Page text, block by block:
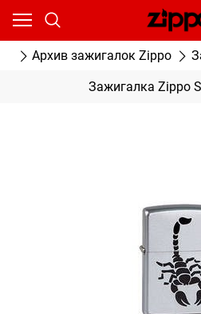
Архив зажигалок Zippo
Зажигалка Zippo
Ваш город - Москва,
От выбранного города зависят